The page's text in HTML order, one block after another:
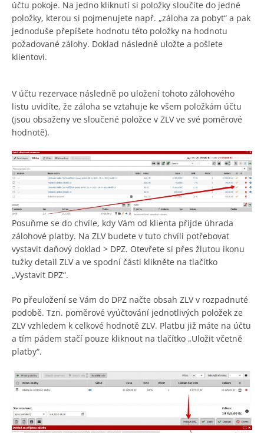
účtu pokoje. Na jedno kliknutí si položky sloučíte do jedné
položky, kterou si pojmenujete např. „záloha za pobyt“ a pak
jednoduše přepíšete hodnotu této položky na hodnotu
požadované zálohy. Doklad následně uložte a pošlete
klientovi.
V účtu rezervace následně po uložení tohoto zálohového
listu uvidíte, že záloha se vztahuje ke všem položkám účtu
(jsou obsaženy ve sloučené položce v ZLV ve své poměrové
hodnotě).
Posuňme se do chvíle, kdy Vám od klienta přijde úhrada
zálohové platby. Na ZLV budete v tuto chvíli potřebovat
vystavit daňový doklad > DPZ. Otevřete si přes žlutou ikonu
tužky detail ZLV a ve spodní části klikněte na tlačítko
„Vystavit DPZ“.
Po přeuložení se Vám do DPZ načte obsah ZLV v rozpadnuté
podobě. Tzn. poměrové vyúčtování jednotlivých položek ze
ZLV vzhledem k celkové hodnotě ZLV. Platbu již máte na účtu
a tím pádem stačí pouze kliknout na tlačítko „Uložit včetně
platby“.